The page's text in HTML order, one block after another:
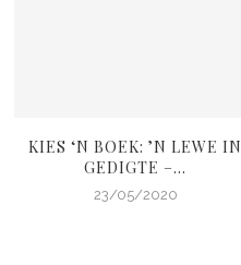
KIES ‘N BOEK: ’N LEWE IN
GEDIGTE –...
23/05/2020